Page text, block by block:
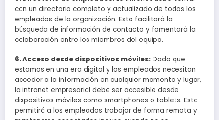
con un directorio completo y actualizado de todos los
empleados de la organización. Esto facilitará la
búsqueda de información de contacto y fomentará la
colaboración entre los miembros del equipo.
6. Acceso desde dispositivos móviles: Dado que
estamos en una era digital y los empleados necesitan
acceder a la información en cualquier momento y lugar,
la intranet empresarial debe ser accesible desde
dispositivos móviles como smartphones o tablets. Esto
permitirá a los empleados trabajar de forma remota y